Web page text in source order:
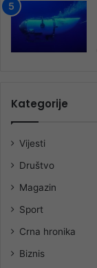
Kategorije
Vijesti
Društvo
Magazin
Sport
Crna hronika
Biznis